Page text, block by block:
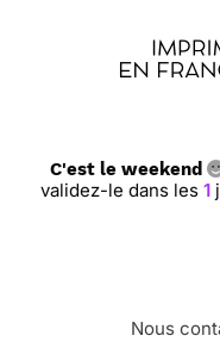
C'est le weekend
validez-le dans les1
Nous